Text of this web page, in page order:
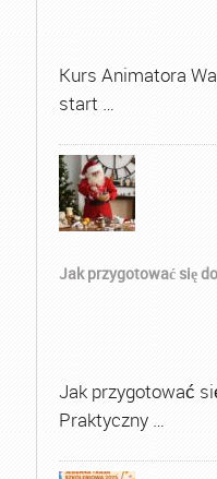
Kurs Animatora
start …
Jak przygotować się
Jak przygotować
Praktyczny …